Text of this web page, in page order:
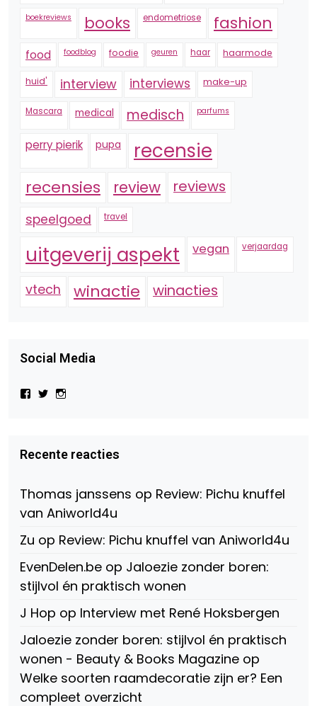
boekreviews books endometriose fashion
food foodblog foodie geuren haar haarmode
huid' interview interviews make-up
Mascara medical medisch parfums
perry pierik pupa recensie
recensies review reviews
speelgoed travel
uitgeverij aspekt vegan verjaardag
vtech winactie winacties
Social Media
Bekijk
Beauty-
147775071915783/?
Facebook
Bekijk
op
Twitter
op
Instagram
Recente reacties
Thomas janssens op Review: Pichu knuffel
van Aniworld4u
Zu op Review: Pichu knuffel van Aniworld4u
EvenDelen.be op Jaloezie zonder boren:
stijlvol én praktisch wonen
J Hop op Interview met René Hoksbergen
Jaloezie zonder boren: stijlvol én praktisch
wonen - Beauty & Books Magazine op
Welke soorten raamdecoratie zijn er? Een
compleet overzicht